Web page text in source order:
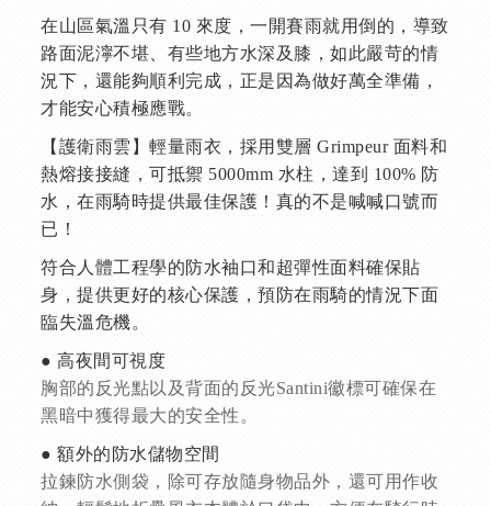
在山區氣溫只有 10 來度，一開賽雨就用倒的，導致
路面泥濘不堪、有些地方水深及膝，如此嚴苛的情
況下，還能夠順利完成，正是因為做好萬全準備，
才能安心積極應戰。
【護衛雨雲】輕量雨衣，採用雙層 Grimpeur 面料和
熱熔接接縫，可抵禦 5000mm 水柱，達到 100% 防
水，在雨騎時提供最佳保護！真的不是喊喊口號而
已！
符合人體工程學的防水袖口和超彈性面料確保貼
身，提供更好的核心保護，預防在雨騎的情況下面
臨失溫危機。
● 高夜間可視度
胸部的反光點以及背面的反光Santini徽標可確保在
黑暗中獲得最大的安全性。
● 額外的防水儲物空間
拉鍊防水側袋，除可存放隨身物品外，還可用作收